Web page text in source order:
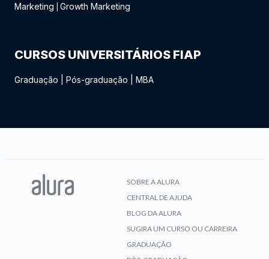
Marketing
Growth Marketing
CURSOS UNIVERSITÁRIOS FIAP
Graduação Pós-graduação MBA
SOBRE A ALURA
CENTRAL DE AJUDA
BLOG DA ALURA
SUGIRA UM CURSO OU CARREIRA
GRADUAÇÃO